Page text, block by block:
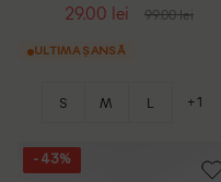
29.00 lei 99.00 lei
ULTIMA ȘANSĂ
S M L +1
- 43%